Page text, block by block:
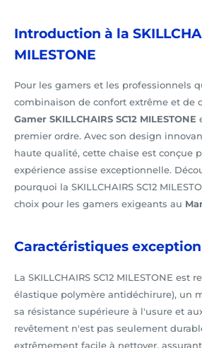
Introduction à la
MILESTONE
Pour les gamers et les professionnels
combinaison de confort extrême et de
Gamer SKILLCHAIRS SC12 MILESTONE
premier ordre. Avec son design
haute qualité, cette chaise est conçue
expérience assise exceptionnelle.
pourquoi la SKILLCHAIRS SC12
choix pour les gamers exigeants au
Caractéristiques
La SKILLCHAIRS SC12 MILESTONE est
élastique polymère antidéchirure), un
sa résistance supérieure à l'usure et
revêtement n'est pas seulement
extrêmement facile à nettoyer,